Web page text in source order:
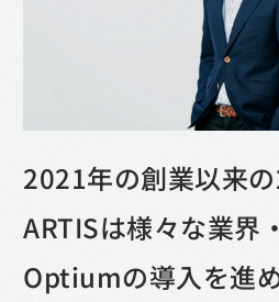
2021年の創業以来
ARTISは様々な業界
Optiumの導入を進め